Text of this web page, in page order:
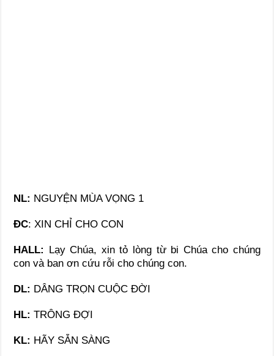
NL: NGUYỆN MÙA VỌNG 1
ĐC: XIN CHỈ CHO CON
HALL: Lạy Chúa, xin tỏ lòng từ bi Chúa cho chúng
con và ban ơn cứu rỗi cho chúng con.
DL: DÂNG TRỌN CUỘC ĐỜI
HL: TRÔNG ĐỢI
KL: HÃY SẴN SÀNG